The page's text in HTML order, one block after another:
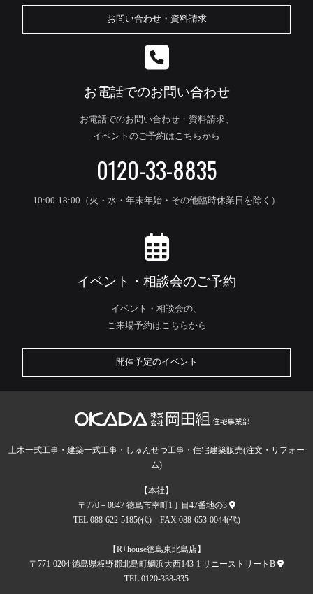
お問い合わせ・資料請求
お電話でのお問い合わせ
お電話でのお問い合わせ・資料請求、
イベントのご予約はこちらから
0120-33-8835
10:00-18:00（火・水・年末年始・その他臨時休業日を除く）
イベント・相談会のご予約
イベント・相談会の、
ご来場予約はこちらから
開催予定のイベント
土木一式工事・建築一式工事・しゅんせつ工事・住宅建築販売(注文・リフォー
ム)
【本社】
〒770－0847 徳島市幸町1丁目47番地の3
TEL 088-622-5185(代) FAX 088-653-0044(代)
【R+house徳島東北島店】
〒771-0204 徳島県板野郡北島町鯛浜大西143-1 サニーストリートB
TEL 0120-338-835